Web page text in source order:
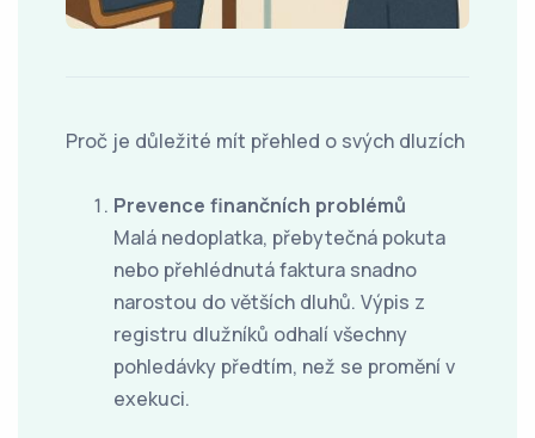
Proč je důležité mít přehled o svých dluzích
Prevence finančních problémů
Malá nedoplatka, přebytečná pokuta
nebo přehlédnutá faktura snadno
narostou do větších dluhů. Výpis z
registru dlužníků odhalí všechny
pohledávky předtím, než se promění v
exekuci.